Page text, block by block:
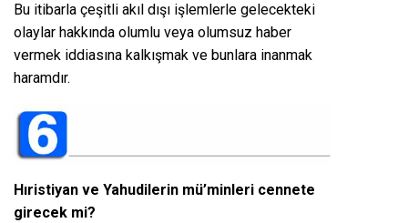
Bu itibarla çeşitli akıl dışı işlemlerle gelecekteki
olaylar hakkında olumlu veya olumsuz haber
vermek iddiasına kalkışmak ve bunlara inanmak
haramdır.
Hıristiyan ve Yahudilerin mü’minleri cennete
girecek mi?